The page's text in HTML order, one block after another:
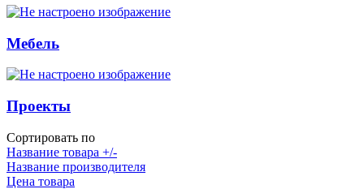
Мебель
Проекты
Сортировать по
Название товара +/-
Название производителя
Цена товара